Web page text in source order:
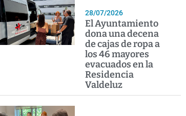
28/07/2026
El Ayuntamiento
dona una decena
de cajas de ropa a
los 46 mayores
evacuados en la
Residencia
Valdeluz